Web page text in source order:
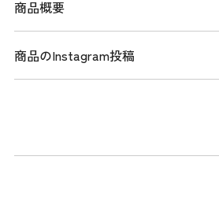
商品概要
商品説明
ルのABSトップがクラブをしっかり
商品のInstagram投稿